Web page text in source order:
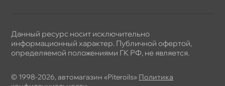
© 1998-2026, автомагазин «Piteroils» Политика
Данный ресурс носит исключительно
информационный характер. Публичной офертой,
определяемой положениями ГК РФ, не является.